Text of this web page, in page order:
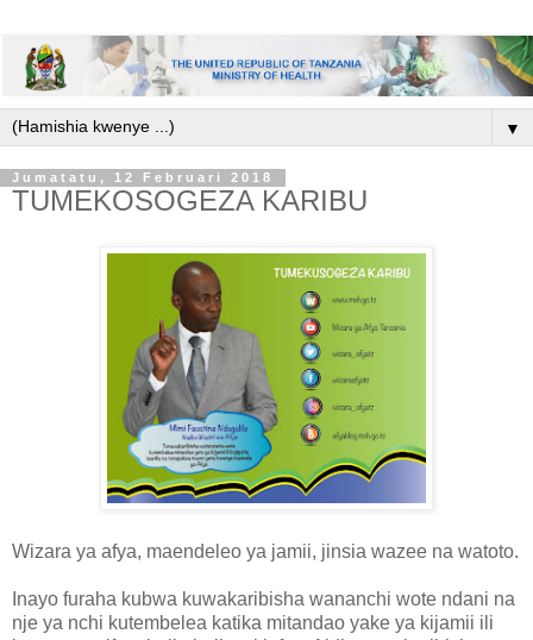
▼
Jumatatu, 12 Februari 2018
TUMEKOSOGEZA KARIBU
Wizara ya afya, maendeleo ya jamii, jinsia wazee na watoto.
Inayo furaha kubwa kuwakaribisha wananchi wote ndani na
nje ya nchi kutembelea katika mitandao yake ya kijamii ili